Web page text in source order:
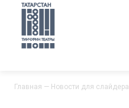
Главная — Новости для слайдера